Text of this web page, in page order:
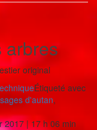
arbres
original
Étiqueté avec
d'autan,
2017 | 17 h 06 min